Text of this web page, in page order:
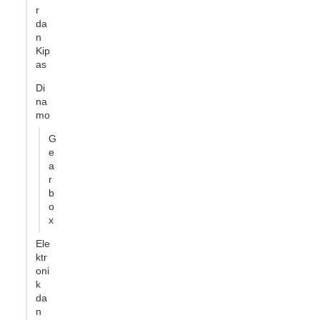
r
da
n
Kip
as
Di
na
mo
G
e
a
r
b
o
x
Ele
ktr
oni
k
da
n